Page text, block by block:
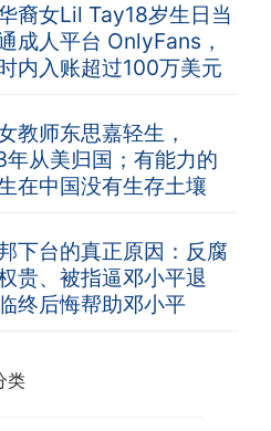
裔女Lil Tay18岁生日当
成人平台 OnlyFans，
内入账超过100万美元
教师东思嘉轻生，
从美归国；有能力的
在中国没有生存土壤
下台的真正原因：反腐
贵、被指逼邓小平退
终后悔帮助邓小平
类